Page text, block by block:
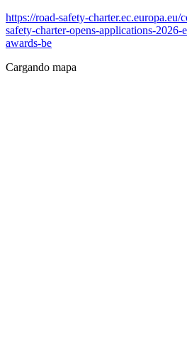
https://road-safety-charter.ec.europa.eu/
safety-charter-opens-applications-2026-
awards-be
Cargando mapa